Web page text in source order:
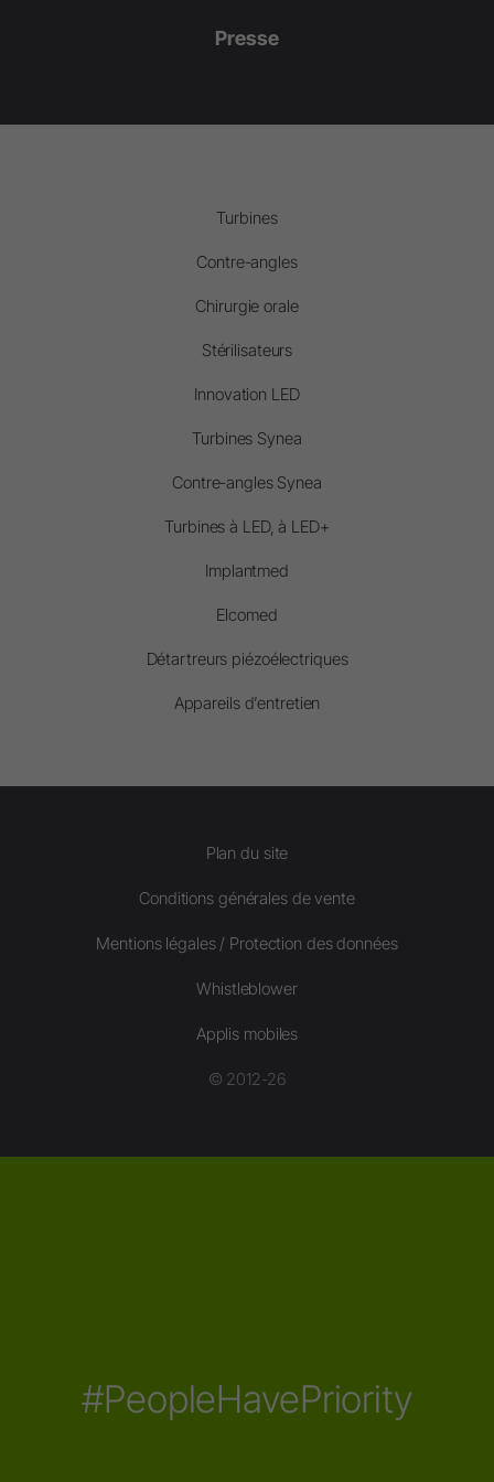
Presse
Turbines
Contre-angles
Chirurgie orale
Stérilisateurs
Innovation LED
Turbines Synea
Contre-angles Synea
Turbines à LED, à LED+
Implantmed
Elcomed
Détartreurs piézoélectriques
Appareils d’entretien
Plan du site
Conditions générales de vente
Mentions légales / Protection des données
Whistleblower
Applis mobiles
© 2012-26
#PeopleHavePriority